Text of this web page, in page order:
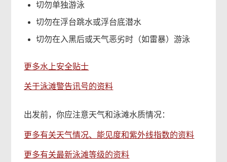
切勿单独游泳
切勿在浮台跳水或浮台底潜水
切勿在入黑后或天气恶劣时（如雷暴）游泳
更多水上安全贴士
关于泳滩警告讯号的资料
出发前，你应注意天气和泳滩水质情况：
更多有关天气情况、能见度和紫外线指数的资料
更多有关最新泳滩等级的资料